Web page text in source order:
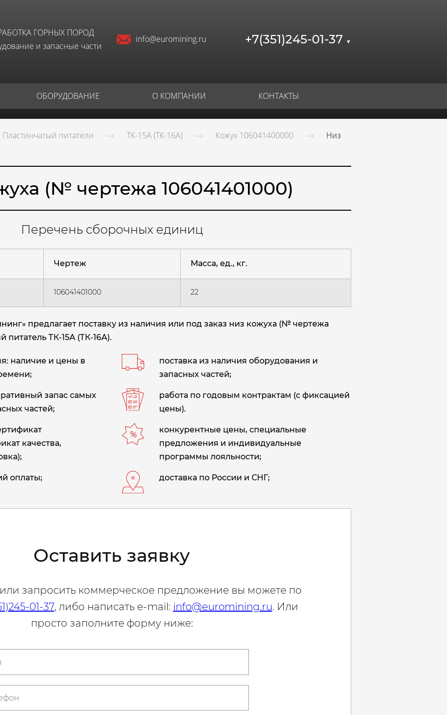
ГОРНЫХ ПОРОД
и запасные части
info@euromining.ru +7(351)245-01-37 ▼
ОБОРУДОВАНИЕ О КОМПАНИИ КОНТАКТЫ
Пластинчатый питатели ТК-15А (ТК-16А) Кожух 106041400000 Низ
(№ чертежа 106041401000)
Перечень сборочных единиц
Чертеж Масса, ед., кг.
106041401000 22
предлагает поставку из наличия или под заказ низ кожуха (№ чертежа
питатель ТК-15А (ТК-16А).
наличие и цены в
поставка из наличия оборудования и
запасных частей;
запас самых
частей;
работа по годовым контрактам (с фиксацией
цены).
качества,
конкурентные цены, специальные
предложения и индивидуальные
программы лояльности;
оплаты; доставка по России и СНГ;
Оставить заявку
запросить коммерческое предложение вы можете по
01-37, либо написать e-mail: info@euromining.ru. Или
просто заполните форму ниже: